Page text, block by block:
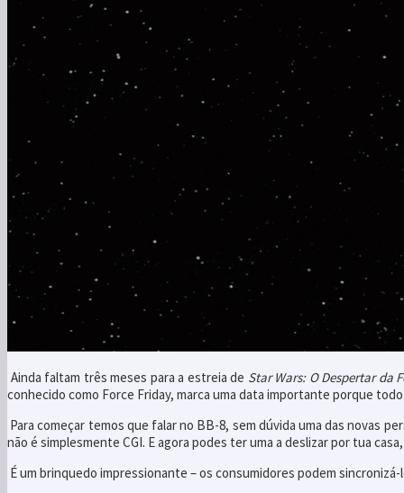
Ainda faltam três meses para a estreia de Star Wars: O Despertar da
conhecido como Force Friday, marca uma data importante porque
Para começar temos que falar no BB-8, sem dúvida uma das novas
não é simplesmente CGI. E agora podes ter uma a deslizar por tua
É um brinquedo impressionante – os consumidores podem